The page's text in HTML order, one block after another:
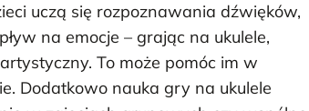
uczą się rozpoznawania dźwięków,
na emocje – grając na ukulele,
To może pomóc im w
Dodatkowo nauka gry na ukulele